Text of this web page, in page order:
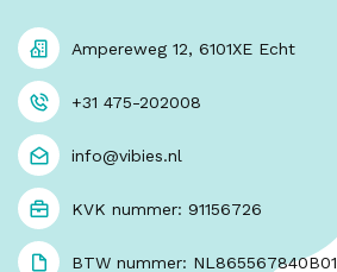
Ampereweg 12, 6101XE Echt
+31 475-202008
info@vibies.nl
KVK nummer: 91156726
BTW nummer: NL865567840B01